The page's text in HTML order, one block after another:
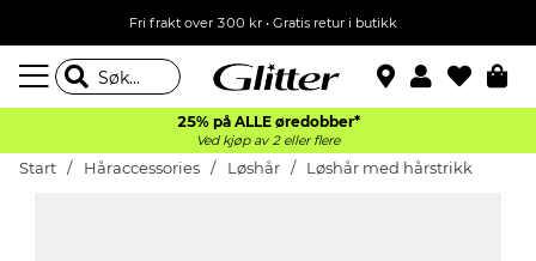
Fri frakt over 300 kr • Gratis retur i butikk
25% på ALLE øredobber*
Ved kjøp av 2 eller flere
Start Håraccessories Løshår Løshår med hårstrikk